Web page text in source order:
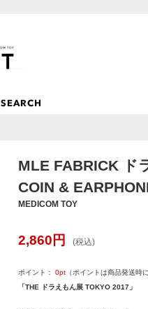
MLE FABRICK ド
COIN &
MEDICOM TOY
2,860 円 (税込)
ポイント： 0pt （ポイントは商品発送時
「THE ドラえもん展 TOKYO 2017」